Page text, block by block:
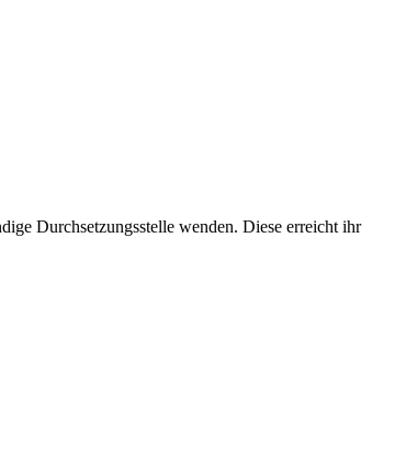
Durchsetzungsstelle wenden. Diese erreicht ihr